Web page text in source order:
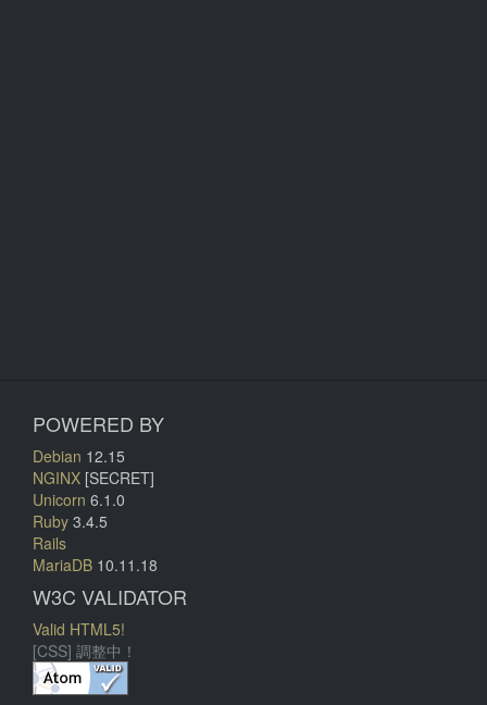
POWERED BY
Debian 12.15
NGINX [SECRET]
Unicorn 6.1.0
Ruby 3.4.5
Rails
MariaDB 10.11.18
W3C VALIDATOR
Valid HTML5!
[CSS] 調整中！